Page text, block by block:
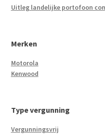
Uitleg landelijke portofoon
Merken
Motorola
Kenwood
Type vergunning
Vergunningsvrij